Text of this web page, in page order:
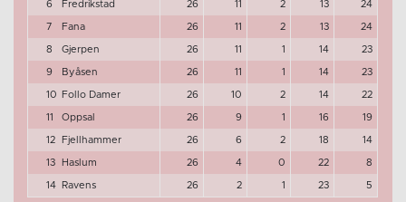
6 Fredrikstad 26 11 2 13 24
7 Fana 26 11 2 13 24
8 Gjerpen 26 11 1 14 23
9 Byåsen 26 11 1 14 23
10 Follo Damer 26 10 2 14 22
11 Oppsal 26 9 1 16 19
12 Fjellhammer 26 6 2 18 14
13 Haslum 26 4 0 22 8
14 Ravens 26 2 1 23 5